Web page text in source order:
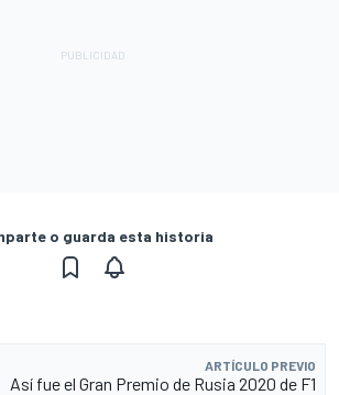
o guarda esta historia
ARTÍCULO PREVIO
Así fue el Gran Premio de Rusia 2020 de F1